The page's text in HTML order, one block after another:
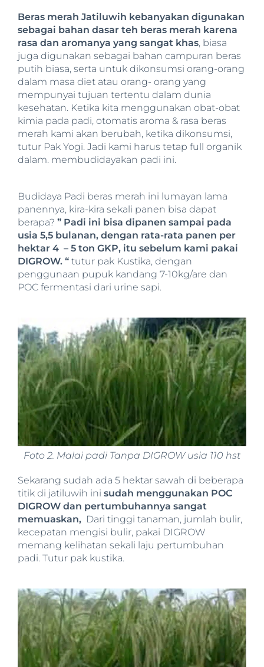
Beras merah Jatiluwih kebanyakan digunakan
sebagai bahan dasar teh beras merah karena
rasa dan aromanya yang sangat khas, biasa
juga digunakan sebagai bahan campuran beras
putih biasa, serta untuk dikonsumsi orang-orang
dalam masa diet atau orang- orang yang
mempunyai tujuan tertentu dalam dunia
kesehatan. Ketika kita menggunakan obat-obat
kimia pada padi, otomatis aroma & rasa beras
merah kami akan berubah, ketika dikonsumsi,
tutur Pak Yogi. Jadi kami harus tetap full organik
dalam. membudidayakan padi ini.
Budidaya Padi beras merah ini lumayan lama
panennya, kira-kira sekali panen bisa dapat
berapa? ” Padi ini bisa dipanen sampai pada
usia 5,5 bulanan, dengan rata-rata panen per
hektar 4 – 5 ton GKP, itu sebelum kami pakai
DIGROW. “ tutur pak Kustika, dengan
penggunaan pupuk kandang 7-10kg/are dan
POC fermentasi dari urine sapi.
Foto 2. Malai padi Tanpa DIGROW usia 110 hst
Sekarang sudah ada 5 hektar sawah di beberapa
titik di jatiluwih ini sudah menggunakan POC
DIGROW dan pertumbuhannya sangat
memuaskan, Dari tinggi tanaman, jumlah bulir,
kecepatan mengisi bulir, pakai DIGROW
memang kelihatan sekali laju pertumbuhan
padi. Tutur pak kustika.